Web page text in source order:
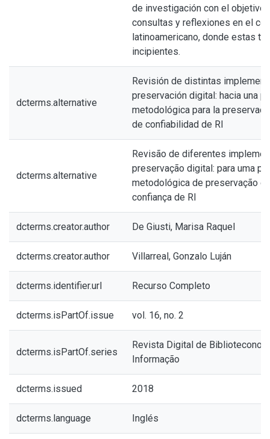
de investigación con el objetivo
consultas y reflexiones en el
latinoamericano, donde estas
incipientes.
dcterms.alternative
Revisión de distintas
preservación digital: hacia una
metodológica para la
de confiabilidad de RI
dcterms.alternative
Revisão de diferentes
preservação digital: para uma
metodológica de preservação e
confiança de RI
dcterms.creator.author De Giusti, Marisa Raquel
dcterms.creator.author Villarreal, Gonzalo Luján
dcterms.identifier.url Recurso Completo
dcterms.isPartOf.issue vol. 16, no. 2
dcterms.isPartOf.series
Revista Digital de
Informação
dcterms.issued 2018
dcterms.language Inglés